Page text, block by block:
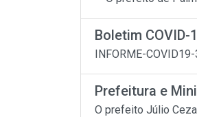
Boletim
INFORME-
Prefeitura e
O prefeito Júlio